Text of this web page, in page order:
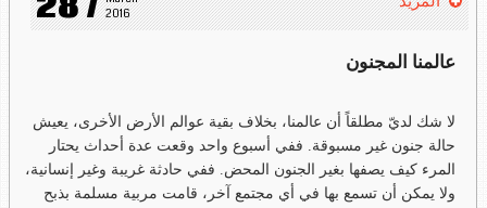
2016
عالمنا المجنون
لا شك لديّ مطلقاً أن عالمنا، بخلاف بقية عوالم الأرض الأخرى، يعيش
حالة جنون غير مسبوقة. ففي أسبوع واحد وقعت عدة أحداث يحتار
المرء كيف يصفها بغير الجنون المحض. ففي حادثة غريبة وغير إنسانية،
ولا يمكن أن تسمع بها في أي مجتمع آخر، قامت مربية مسلمة بذبح